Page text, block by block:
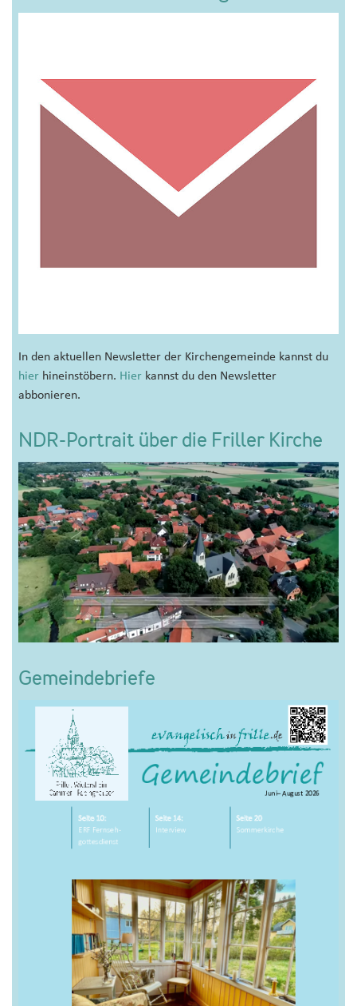
In den aktuellen Newsletter der Kirchengemeinde kannst du
hier hineinstöbern. Hier kannst du den Newsletter
abbonieren.
NDR-Portrait über die Friller Kirche
Gemeindebriefe